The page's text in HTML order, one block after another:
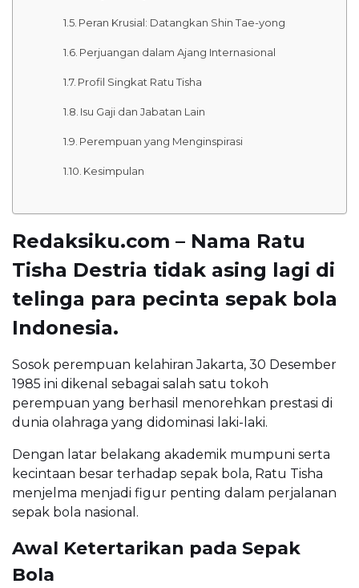
Peran Krusial: Datangkan Shin Tae-yong
Perjuangan dalam Ajang Internasional
Profil Singkat Ratu Tisha
Isu Gaji dan Jabatan Lain
Perempuan yang Menginspirasi
Kesimpulan
Redaksiku.com – Nama Ratu
Tisha Destria tidak asing lagi di
telinga para pecinta sepak bola
Indonesia.
Sosok perempuan kelahiran Jakarta, 30 Desember
1985 ini dikenal sebagai salah satu tokoh
perempuan yang berhasil menorehkan prestasi di
dunia olahraga yang didominasi laki-laki.
Dengan latar belakang akademik mumpuni serta
kecintaan besar terhadap sepak bola, Ratu Tisha
menjelma menjadi figur penting dalam perjalanan
sepak bola nasional.
Awal Ketertarikan pada Sepak
Bola